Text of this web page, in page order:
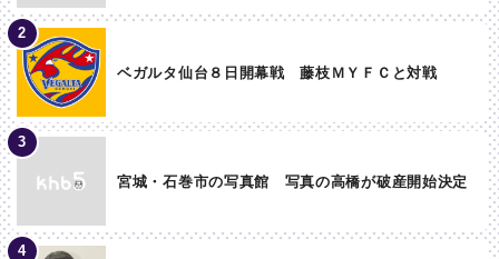
ベガルタ仙台８日開幕戦 藤枝ＭＹＦＣと対戦
宮城・石巻市の写真館 写真の高橋が破産開始決定